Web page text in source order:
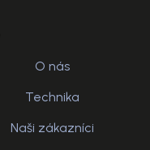
O nás
Technika
Naši zákazníci